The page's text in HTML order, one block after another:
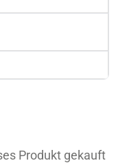
Produkt gekauft